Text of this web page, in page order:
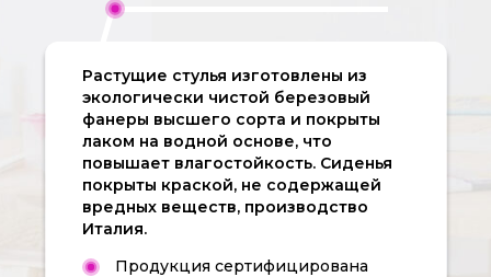
Растущие стулья изготовлены из
экологически чистой березовый
фанеры высшего сорта и покрыты
лаком на водной основе, что
повышает влагостойкость. Сиденья
покрыты краской, не содержащей
вредных веществ, производство
Италия.
Продукция сертифицирована